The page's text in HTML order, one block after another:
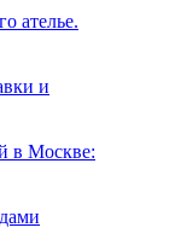
ателье.
и
в Москве: